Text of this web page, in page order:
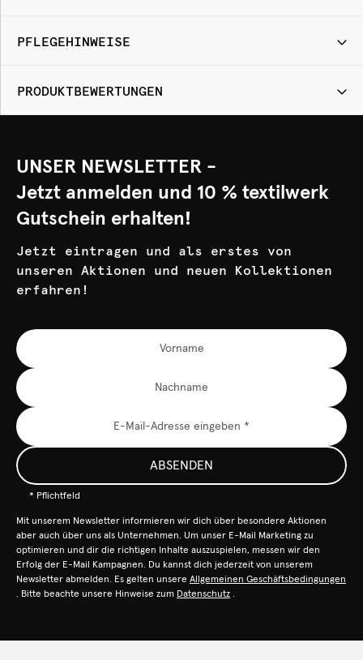
PFLEGEHINWEISE
PRODUKTBEWERTUNGEN
UNSER NEWSLETTER -
Jetzt anmelden und 10 % textilwerk
Gutschein erhalten!
Jetzt eintragen und als erstes von
unseren Aktionen und neuen Kollektionen
erfahren!
ABSENDEN
* Pflichtfeld
Mit unserem Newsletter informieren wir dich über besondere Aktionen
aber auch über uns als Unternehmen. Um unser E-Mail Marketing zu
optimieren und dir die richtigen Inhalte auszuspielen, messen wir den
Erfolg der E-Mail Kampagnen. Du kannst dich jederzeit von unserem
Newsletter abmelden. Es gelten unsere Allgemeinen Geschäftsbedingungen
. Bitte beachte unsere Hinweise zum Datenschutz .